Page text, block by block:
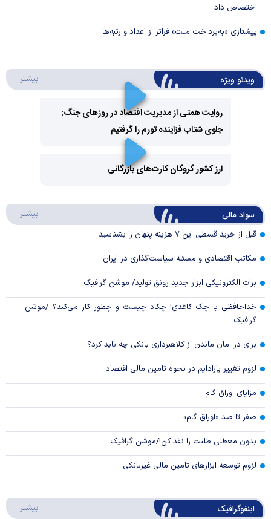
اختصاص داد
پیشتازی «به‌پرداخت ملت» فراتر از اعداد و رتبه‌ها
ویدئو ویژه بیشتر
Play
Video
روایت همتی از مدیریت اقتصاد در روزهای جنگ:
جلوی شتاب فزاینده تورم را گرفتیم
Video
ارز کشور گروگان کارت‌های بازرگانی
سواد مالی بیشتر
قبل از خرید قسطی این ۷ هزینه پنهان را بشناسید
مکاتب اقتصادی و مسئله سیاست‌گذاری در ایران
برات الکترونیکی ابزار جدید رونق تولید/ موشن گرافیک
خداحافظی با چک کاغذی! چکاد چیست و چطور کار می‌کند؟ /موشن
گرافیک
برای در امان ماندن از کلاهبرداری بانکی چه باید کرد؟
لزوم تغییر پارادایم در نحوه تامین مالی اقتصاد
مزایای اوراق گام
صفر تا صد «اوراق گام»
بدون معطلی طلبت را نقد کن!/موشن گرافیک
لزوم توسعه ابزارهای تامین مالی غیربانکی
اینفوگرافیک بیشتر